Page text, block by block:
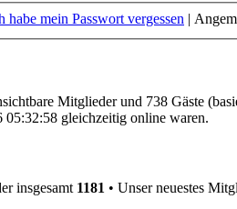
habe mein Passwort vergessen |
Mitglieder und 738 Gäste
05:32:58 gleichzeitig online waren.
insgesamt 1181 • Unser neuestes